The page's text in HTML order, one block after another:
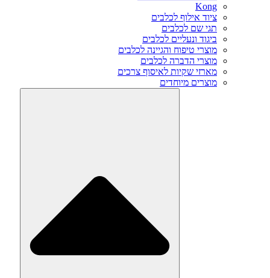
Kong
ציוד אילוף לכלבים
תגי שם לכלבים
ביגוד ונעליים לכלבים
מוצרי טיפוח והגיינה לכלבים
מוצרי הדברה לכלבים
מארזי שקיות לאיסוף צרכים
מוצרים מיוחדים